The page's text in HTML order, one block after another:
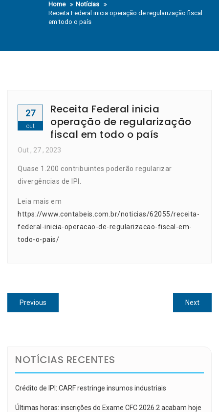
Home
Notícias
Receita Federal inicia operação de regularização fiscal
em todo o país
27
out
Receita Federal inicia
operação de regularização
fiscal em todo o país
Out , 27 , 2023
Quase 1.200 contribuintes poderão regularizar
divergências de IPI.
Leia mais em
https://www.contabeis.com.br/noticias/62055/receita-
federal-inicia-operacao-de-regularizacao-fiscal-em-
todo-o-pais/
Navegação
de
Previous
post:
NextNext
post:
NOTÍCIAS RECENTES
Crédito de IPI: CARF restringe insumos industriais
Últimas horas: inscrições do Exame CFC 2026.2 acabam hoje